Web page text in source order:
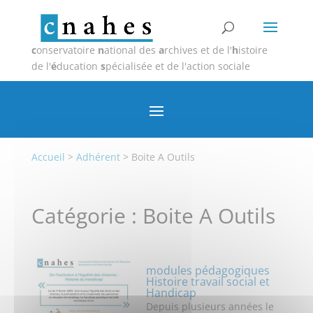
conservatoire national des archives et de l'histoire
de l'éducation spécialisée et de l'action sociale
Accueil > Adhérent> Boite A Outils
Catégorie : Boite A Outils
modules pédagogiques
Histoire travail social et
Handicap
Depuis plusieurs années le